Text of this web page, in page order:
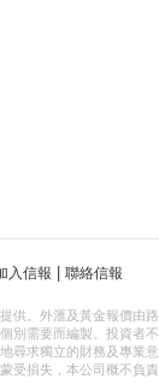
入信報 聯絡信報
供。外滙及黃金報價由路
別需要而編製。投資者
尋求獨立的財務及專業
受損失，本公司概不負責